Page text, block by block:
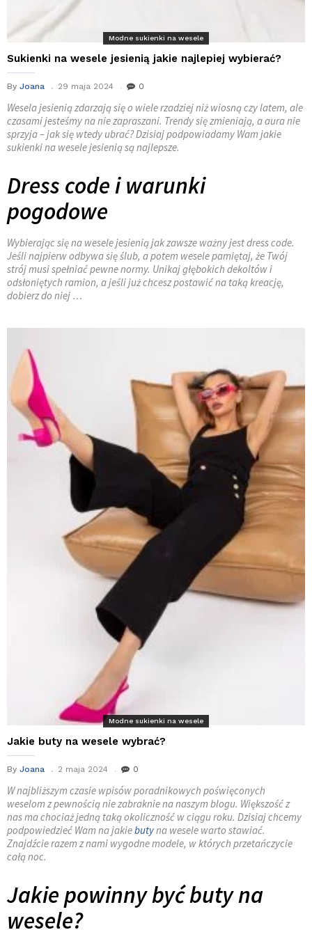
Modne sukienki na wesele
Sukienki na wesele jesienią jakie najlepiej wybierać?
By Joana 29 maja 2024 0
Wesela jesienią zdarzają się o wiele rzadziej niż wiosną czy latem, ale
czasami jesteśmy na nie zapraszani. Trendy się zmieniają, a aura nie
sprzyja – jak się wtedy ubrać? Dzisiaj podpowiadamy Wam jakie
sukienki na wesele jesienią są najlepsze.
Dress code i warunki
pogodowe
Wybierając się na wesele jesienią jak zawsze ważny jest dress code.
Jeśli najpierw odbywa się ślub, a potem wesele pamiętaj, że Twój
strój musi spełniać pewne normy. Unikaj głębokich dekoltów i
odsłoniętych ramion, a jeśli już chcesz postawić na taką kreację,
dobierz do niej …
Modne sukienki na wesele
Jakie buty na wesele wybrać?
By Joana 2 maja 2024 0
W najbliższym czasie wpisów poradnikowych poświęconych
weselom z pewnością nie zabraknie na naszym blogu. Większość z
nas ma chociaż jedną taką okoliczność w ciągu roku. Dzisiaj chcemy
podpowiedzieć Wam na jakiebutyna wesele warto stawiać.
Znajdźcie razem z nami wygodne modele, w których przetańczycie
całą noc.
Jakie powinny być buty na
wesele?